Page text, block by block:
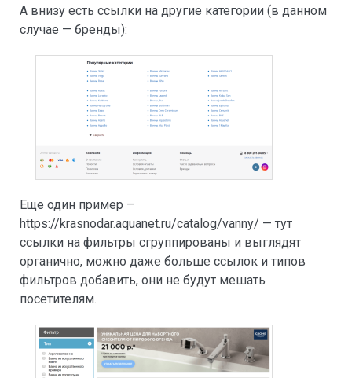
А внизу есть ссылки на другие категории (в данном
случае — бренды):
Еще один пример –
https://krasnodar.aquanet.ru/catalog/vanny/ — тут
ссылки на фильтры сгруппированы и выглядят
органично, можно даже больше ссылок и типов
фильтров добавить, они не будут мешать
посетителям.